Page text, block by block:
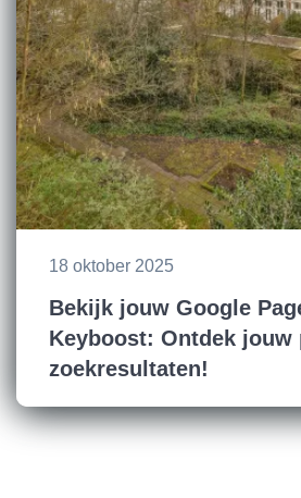
18 oktober 2025
Bekijk jouw Google
Keyboost: Ontdek jouw
zoekresultaten!